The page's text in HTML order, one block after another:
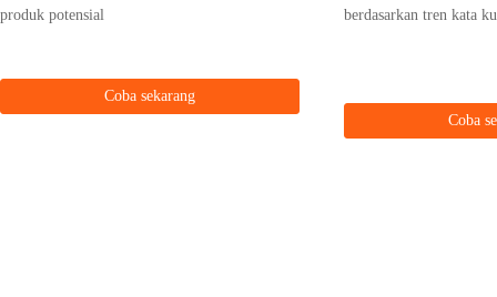
produk potensial
Coba sekarang
berdasarkan tren kata
Coba